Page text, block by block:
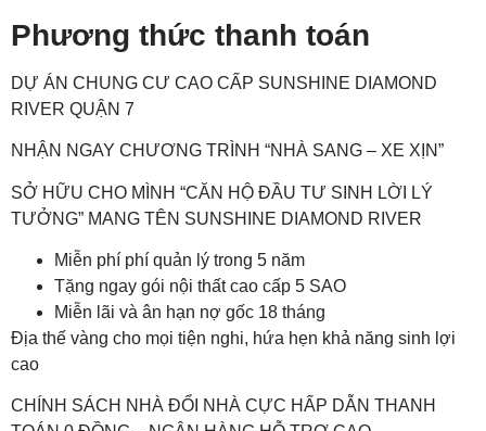
Phương thức thanh toán
DỰ ÁN CHUNG CƯ CAO CẤP SUNSHINE DIAMOND
RIVER QUẬN 7
NHẬN NGAY CHƯƠNG TRÌNH “NHÀ SANG – XE XỊN”
SỞ HỮU CHO MÌNH “CĂN HỘ ĐẦU TƯ SINH LỜI LÝ
TƯỞNG” MANG TÊN SUNSHINE DIAMOND RIVER
Miễn phí phí quản lý trong 5 năm
Tặng ngay gói nội thất cao cấp 5 SAO
Miễn lãi và ân hạn nợ gốc 18 tháng
Địa thế vàng cho mọi tiện nghi, hứa hẹn khả năng sinh lợi
cao
CHÍNH SÁCH NHÀ ĐỔI NHÀ CỰC HẤP DẪN THANH